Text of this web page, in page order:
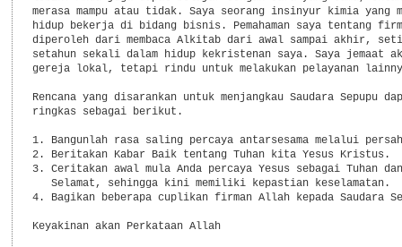
merasa mampu atau tidak. Saya seorang insinyur kimia yang
hidup bekerja di bidang bisnis. Pemahaman saya tentang
diperoleh dari membaca Alkitab dari awal sampai akhir,
setahun sekali dalam hidup kekristenan saya. Saya jemaat
gereja lokal, tetapi rindu untuk melakukan pelayanan
Rencana yang disarankan untuk menjangkau Saudara Sepupu
ringkas sebagai berikut.
1. Bangunlah rasa saling percaya antarsesama melalui
2. Beritakan Kabar Baik tentang Tuhan kita Yesus Kristus.
3. Ceritakan awal mula Anda percaya Yesus sebagai Tuhan
   Selamat, sehingga kini memiliki kepastian keselamatan.
4. Bagikan beberapa cuplikan firman Allah kepada Saudara
Keyakinan akan Perkataan Allah